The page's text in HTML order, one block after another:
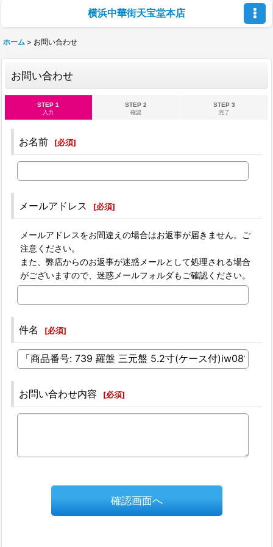
横浜中華街天宝堂本店
ホーム > お問い合わせ
お問い合わせ
STEP 1
入力
STEP 2
確認
STEP 3
完了
お名前 [必須]
メールアドレス [必須]
メールアドレスをお間違えの場合はお返事が届きません。ご
注意ください。
また、弊店からのお返事が迷惑メールとして処理される場合
がございますので、迷惑メールフォルダもご確認ください。
件名 [必須]
お問い合わせ内容 [必須]
確認画面へ